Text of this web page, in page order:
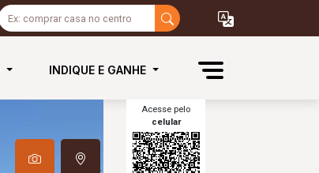
INDIQUE E GANHE
Acesse pelo
celular